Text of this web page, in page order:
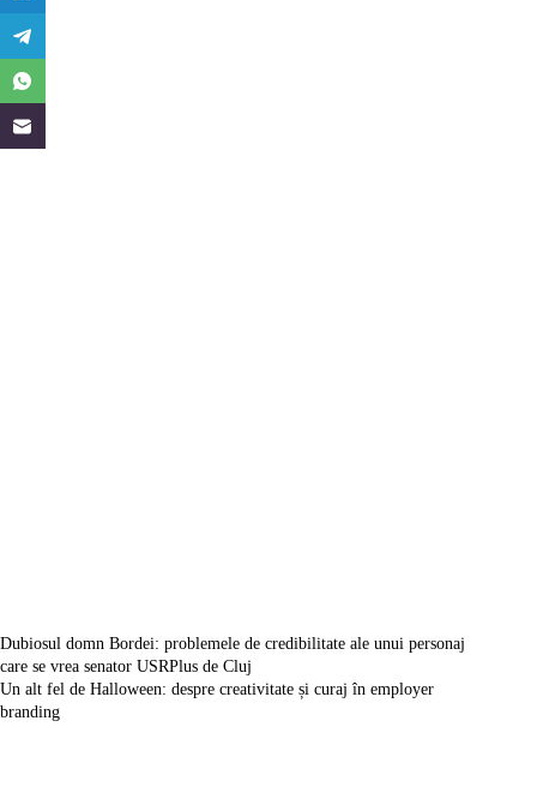
Dubiosul domn Bordei: problemele de credibilitate ale unui personaj
care se vrea senator USRPlus de Cluj
Un alt fel de Halloween: despre creativitate și curaj în employer
branding